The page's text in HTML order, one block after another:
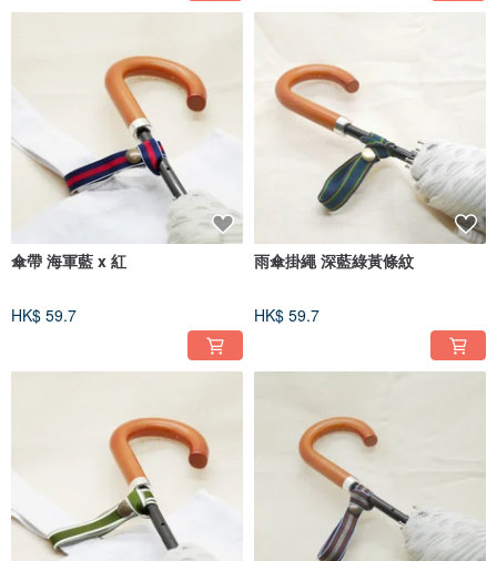
傘帶 海軍藍 x 紅
HK$ 59.7
雨傘掛繩 深藍綠黃條紋
HK$ 59.7